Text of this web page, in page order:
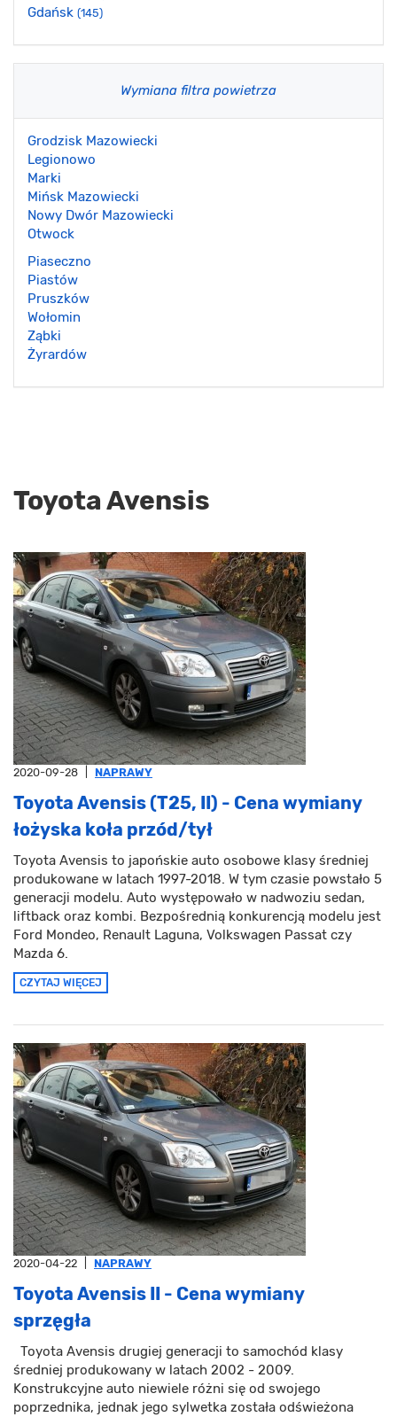
Gdańsk (145)
Wymiana filtra powietrza
Grodzisk Mazowiecki
Legionowo
Marki
Mińsk Mazowiecki
Nowy Dwór Mazowiecki
Otwock
Piaseczno
Piastów
Pruszków
Wołomin
Ząbki
Żyrardów
Toyota Avensis
2020-09-28 NAPRAWY
Toyota Avensis (T25, II) - Cena wymiany
łożyska koła przód/tył
Toyota Avensis to japońskie auto osobowe klasy średniej
produkowane w latach 1997-2018. W tym czasie powstało 5
generacji modelu. Auto występowało w nadwoziu sedan,
liftback oraz kombi. Bezpośrednią konkurencją modelu jest
Ford Mondeo, Renault Laguna, Volkswagen Passat czy
Mazda 6.
CZYTAJ WIĘCEJ
2020-04-22 NAPRAWY
Toyota Avensis II - Cena wymiany
sprzęgła
Toyota Avensis drugiej generacji to samochód klasy
średniej produkowany w latach 2002 - 2009.
Konstrukcyjne auto niewiele różni się od swojego
poprzednika, jednak jego sylwetka została odświeżona